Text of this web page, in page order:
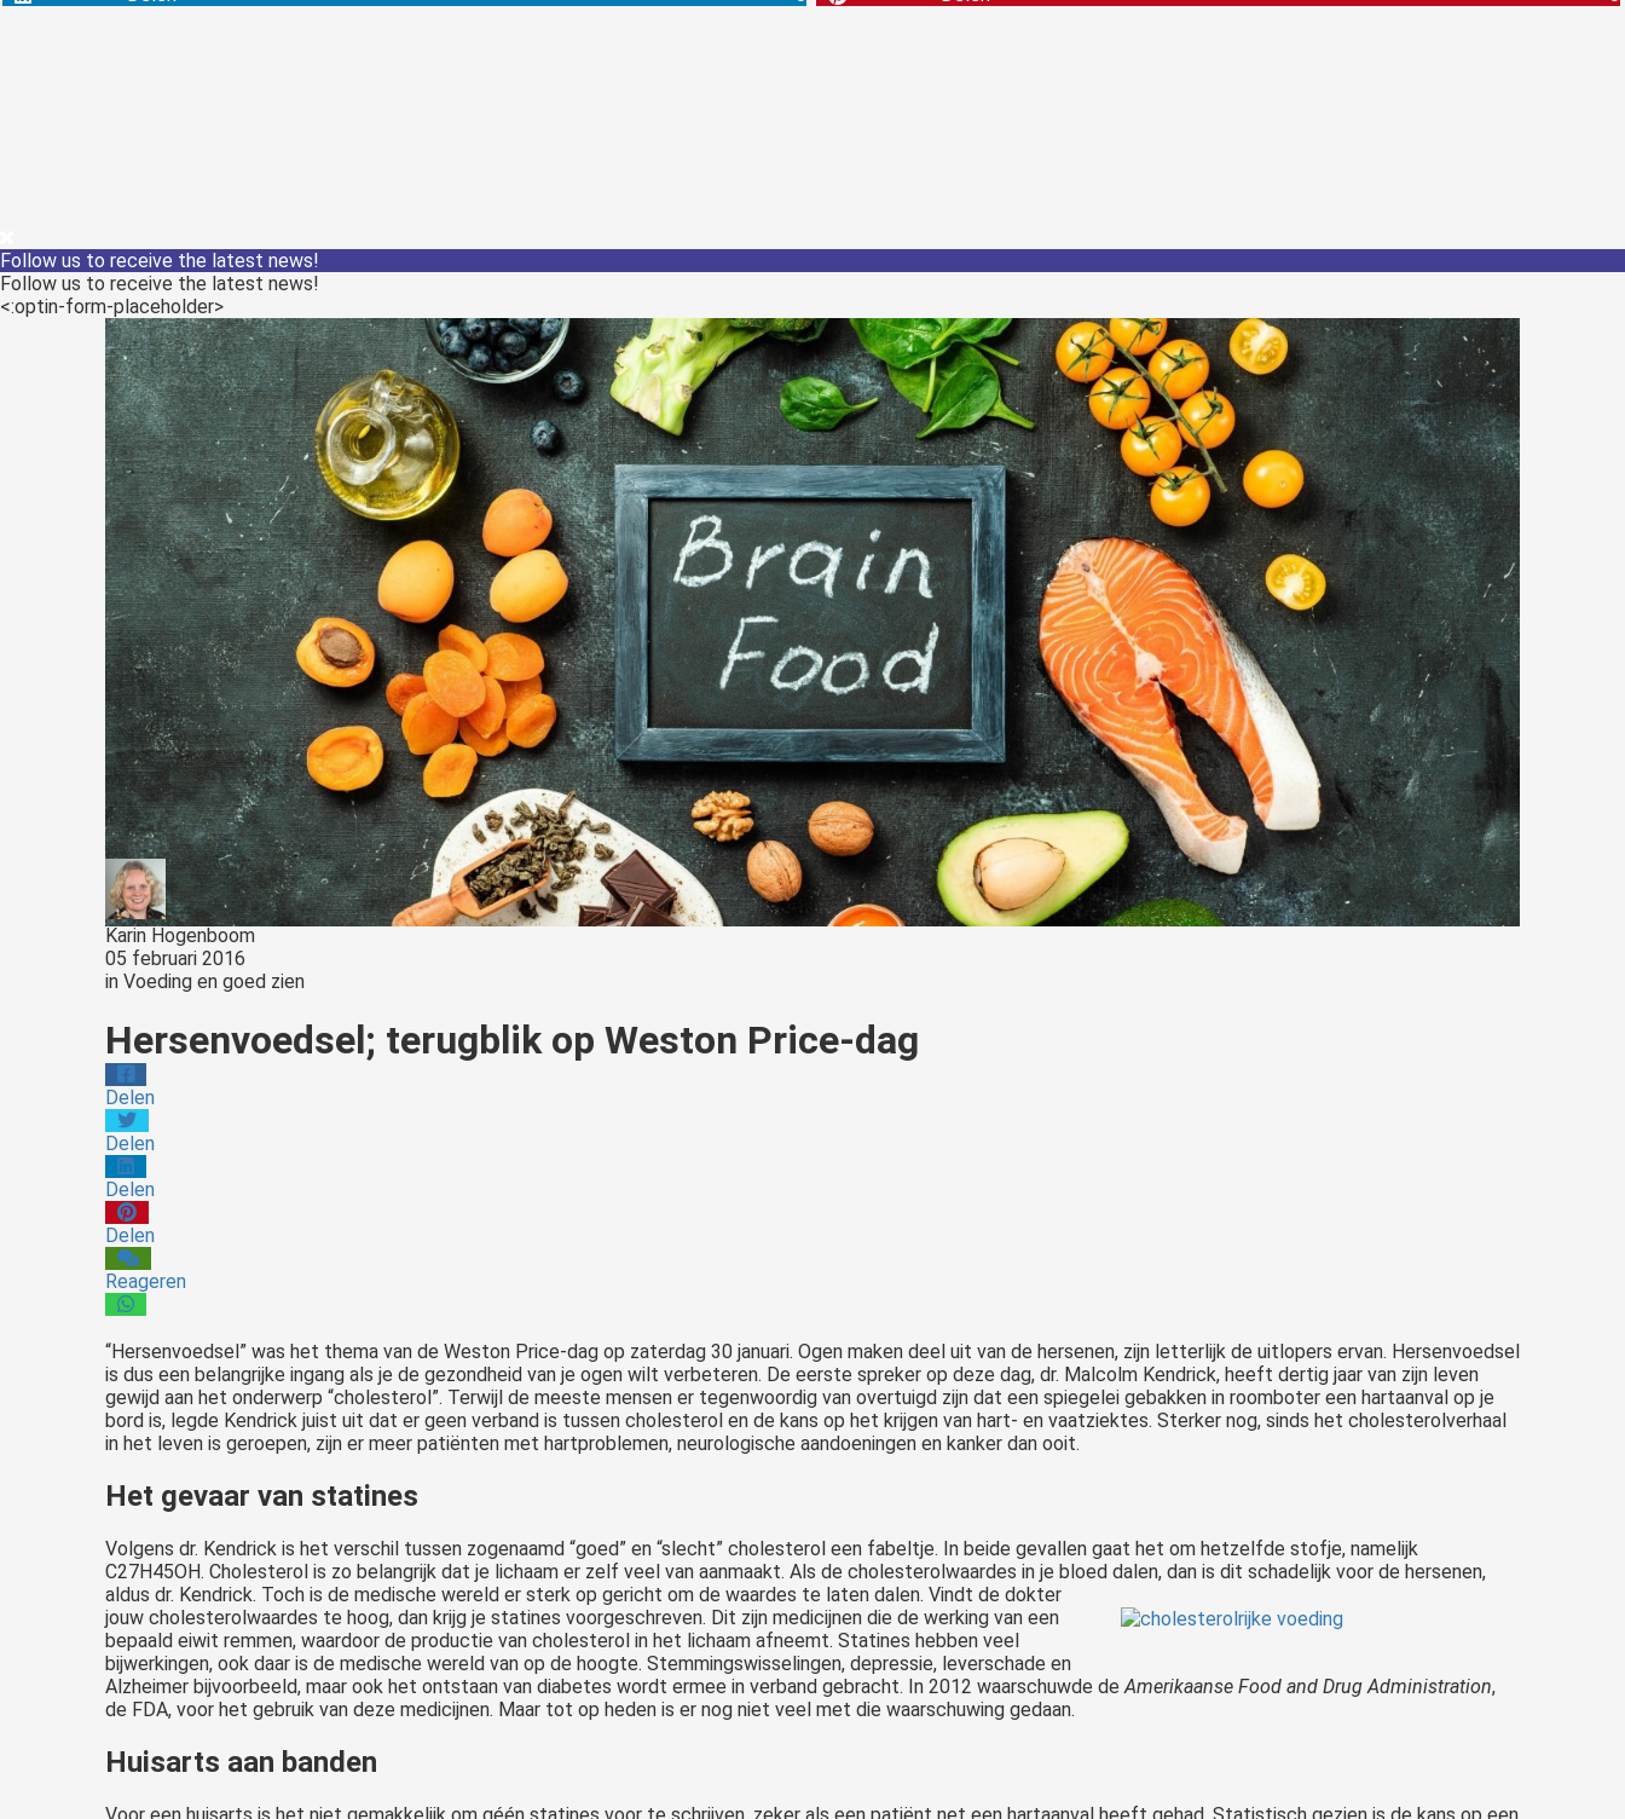
Follow us to receive the latest news!
Follow us to receive the latest news!
<:optin-form-placeholder>
Karin Hogenboom
05 februari 2016
in Voeding en goed zien
Hersenvoedsel; terugblik op Weston Price-dag
Delen
Delen
Delen
Delen
Reageren
“Hersenvoedsel” was het thema van de Weston Price-dag op zaterdag 30 januari. Ogen maken deel uit van de hersenen, zijn letterlijk de uitlopers ervan. Hersenvoedsel
is dus een belangrijke ingang als je de gezondheid van je ogen wilt verbeteren. De eerste spreker op deze dag, dr. Malcolm Kendrick, heeft dertig jaar van zijn leven
gewijd aan het onderwerp “cholesterol”. Terwijl de meeste mensen er tegenwoordig van overtuigd zijn dat een spiegelei gebakken in roomboter een hartaanval op je
bord is, legde Kendrick juist uit dat er geen verband is tussen cholesterol en de kans op het krijgen van hart- en vaatziektes. Sterker nog, sinds het cholesterolverhaal
in het leven is geroepen, zijn er meer patiënten met hartproblemen, neurologische aandoeningen en kanker dan ooit.
Het gevaar van statines
Volgens dr. Kendrick is het verschil tussen zogenaamd “goed” en “slecht” cholesterol een fabeltje. In beide gevallen gaat het om hetzelfde stofje, namelijk
C27H45OH. Cholesterol is zo belangrijk dat je lichaam er zelf veel van aanmaakt. Als de cholesterolwaardes in je bloed dalen, dan is dit schadelijk voor de hersenen,
aldus dr. Kendrick. Toch is de medische wereld er sterk op gericht om de waardes te laten dalen. Vindt de dokter
jouw cholesterolwaardes te hoog, dan krijg je statines voorgeschreven. Dit zijn medicijnen die de werking van een
bepaald eiwit remmen, waardoor de productie van cholesterol in het lichaam afneemt. Statines hebben veel
bijwerkingen, ook daar is de medische wereld van op de hoogte. Stemmingswisselingen, depressie, leverschade en
Alzheimer bijvoorbeeld, maar ook het ontstaan van diabetes wordt ermee in verband gebracht. In 2012 waarschuwde de Amerikaanse Food and Drug Administration,
de FDA, voor het gebruik van deze medicijnen. Maar tot op heden is er nog niet veel met die waarschuwing gedaan.
Huisarts aan banden
Voor een huisarts is het niet gemakkelijk om géén statines voor te schrijven, zeker als een patiënt net een hartaanval heeft gehad. Statistisch gezien is de kans op een